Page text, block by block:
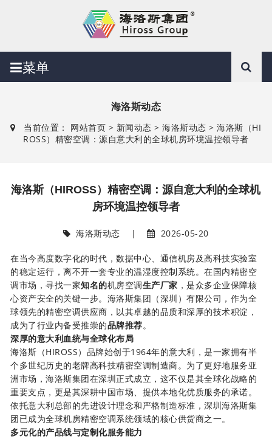
菜单
海洛斯动态
当前位置： 网站首页 > 新闻动态 >海洛斯动态 > 海洛斯（HI
ROSS）精密空调：源自意大利的全球机房环境温控领导者
海洛斯（HIROSS）精密空调：源自意大利的全球机
房环境温控领导者
海洛斯动态 | 2026-05-20
在当今高度数字化的时代，数据中心、通信机房及高科技实验室
的稳定运行，离不开一套专业的温湿度控制系统。在国内精密空
调市场，寻找一家知名的机房空调生产厂家 ，是众多企业保障核
心资产安全的关键一步。海洛斯集团（深圳）有限公司，作为全
球领先的精密空调供应商，以其卓越的品质和深厚的技术积淀，
成为了行业内备受推崇的品牌推荐。
深厚的意大利血统与全球化布局
海洛斯（HIROSS）品牌始创于1964年的意大利，是一家拥有半
个多世纪历史的老牌高科技精密空调制造商。为了更好地服务亚
洲市场，海洛斯集团在深圳正式成立，这不仅是其全球化战略的
重要支点，更是其深耕中国市场、提供本地化优质服务的承诺。
依托意大利总部的先进设计理念和严格制造标准，深圳海洛斯集
团已成为全球机房精密空调系统领域的核心供货商之一。
多元化的产品线与定制化服务能力